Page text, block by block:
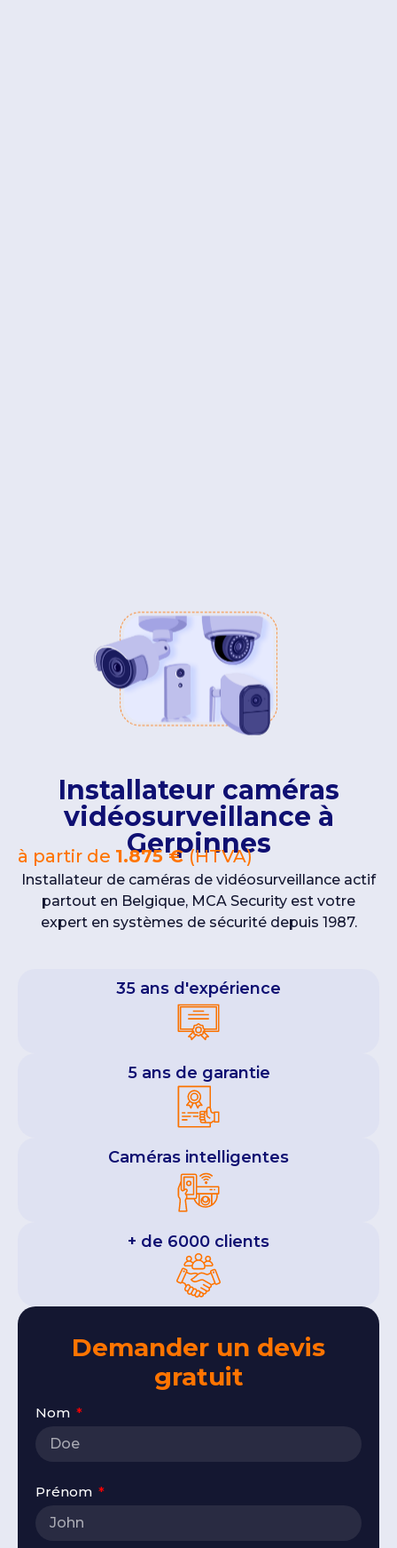
Installateur caméras
vidéosurveillance à
Gerpinnes
à partir de 1.875 €(HTVA)
Installateur de caméras de vidéosurveillance actif
partout en Belgique, MCA Security est votre
expert en systèmes de sécurité depuis 1987.
35 ans d'expérience
5 ans de garantie
Caméras intelligentes
+ de 6000 clients
Demander un devis
gratuit
Nom
Prénom